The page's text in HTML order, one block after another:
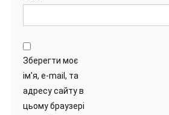
Зберегти моє
ім'я, e-mail, та
адресу сайту в
цьому браузері